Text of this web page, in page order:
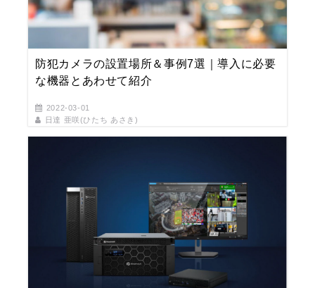
防犯カメラの設置場所＆事例7選｜導入に必要
な機器とあわせて紹介
2022-03-01
日達 亜咲(ひたち あさき)